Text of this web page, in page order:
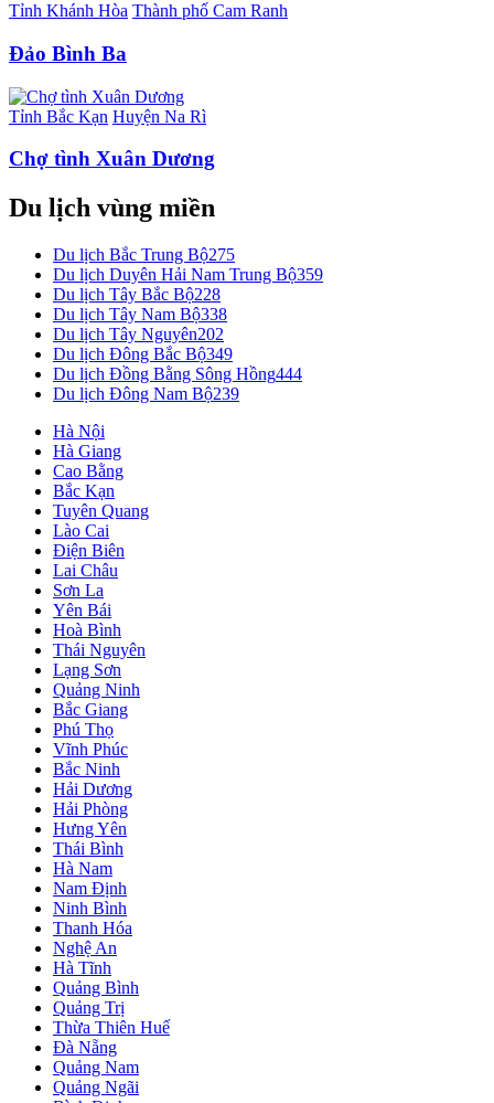
Tỉnh Khánh Hòa Thành phố Cam Ranh
Đảo Bình Ba
Tỉnh Bắc Kạn Huyện Na Rì
Chợ tình Xuân Dương
Du lịch vùng miền
Du lịch Bắc Trung Bộ275
Du lịch Duyên Hải Nam Trung Bộ359
Du lịch Tây Bắc Bộ228
Du lịch Tây Nam Bộ338
Du lịch Tây Nguyên202
Du lịch Đông Bắc Bộ349
Du lịch Đồng Bằng Sông Hồng444
Du lịch Đông Nam Bộ239
Hà Nội
Hà Giang
Cao Bằng
Bắc Kạn
Tuyên Quang
Lào Cai
Điện Biên
Lai Châu
Sơn La
Yên Bái
Hoà Bình
Thái Nguyên
Lạng Sơn
Quảng Ninh
Bắc Giang
Phú Thọ
Vĩnh Phúc
Bắc Ninh
Hải Dương
Hải Phòng
Hưng Yên
Thái Bình
Hà Nam
Nam Định
Ninh Bình
Thanh Hóa
Nghệ An
Hà Tĩnh
Quảng Bình
Quảng Trị
Thừa Thiên Huế
Đà Nẵng
Quảng Nam
Quảng Ngãi